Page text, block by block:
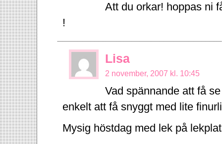
Att du orkar! hoppas ni
!
Lisa
2 november, 2007 kl. 10:45
Vad spännande att få
enkelt att få snyggt med lite
Mysig höstdag med lek på